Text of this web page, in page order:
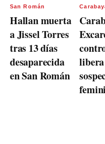
San Román
Hallan muerta
a Jissel Torres
tras 13 días
desaparecida
en San Román